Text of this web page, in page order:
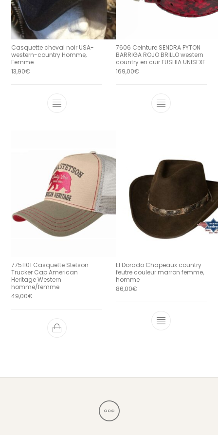
Casquette cheval noir USA-
western-country Homme,
Femme
13,90€
7606 Ceinture SENDRA PYTON
BARRIGA ROJO BRILLO western
country en cuir FUSHIA UNISEXE
169,00€
Ce produit a
7751101 Casquette Stetson
Trucker Cap American
Heritage Western
homme/femme
49,00€
El Dorado Chapeaux country
feutre couleur marron femme,
homme
86,00€
Ce produit a